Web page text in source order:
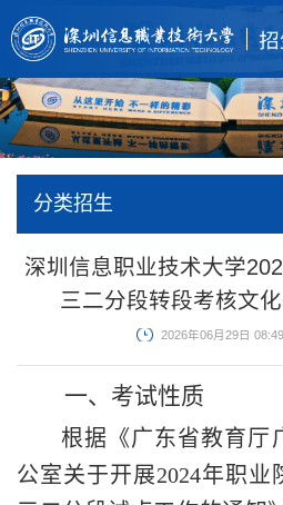
分类招生
深圳信息职业技术大学
三二分段转段考核文
2026年06月29日 08:49
一、 考试性质
根据 《广东省教育
公室关于开展2024年职业